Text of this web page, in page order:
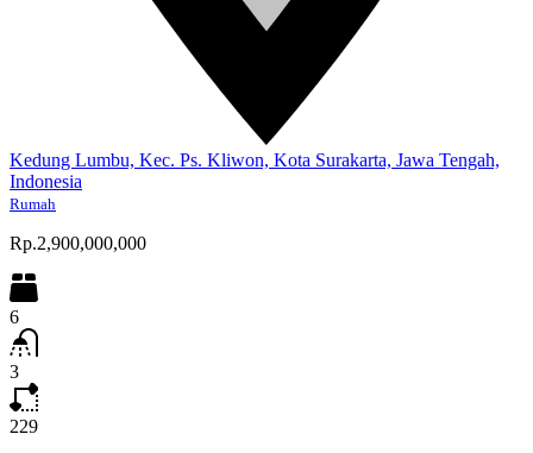
Kedung Lumbu, Kec. Ps. Kliwon, Kota Surakarta, Jawa Tengah,
Indonesia
Rumah
Rp.2,900,000,000
6
3
229